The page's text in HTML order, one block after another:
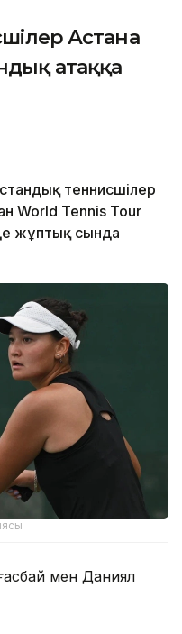
Астана
атаққа
теннисшілер
World Tennis Tour
жұптық сында
мен Даниял